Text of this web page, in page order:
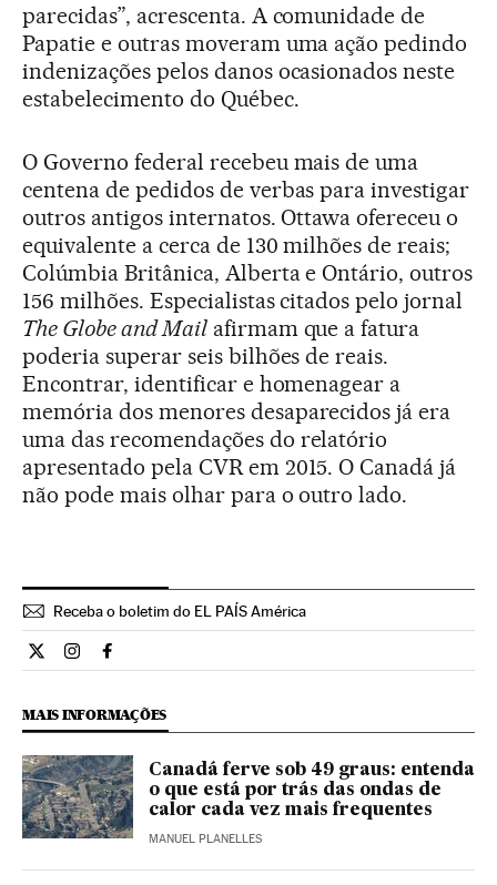
parecidas”, acrescenta. A comunidade de
Papatie e outras moveram uma ação pedindo
indenizações pelos danos ocasionados neste
estabelecimento do Québec.
O Governo federal recebeu mais de uma
centena de pedidos de verbas para investigar
outros antigos internatos. Ottawa ofereceu o
equivalente a cerca de 130 milhões de reais;
Colúmbia Britânica, Alberta e Ontário, outros
156 milhões. Especialistas citados pelo jornal
The Globe and Mailafirmam que a fatura
poderia superar seis bilhões de reais.
Encontrar, identificar e homenagear a
memória dos menores desaparecidos já era
uma das recomendações do relatório
apresentado pela CVR em 2015. O Canadá já
não pode mais olhar para o outro lado.
Receba o boletim do EL PAÍS América
Internacional El País Brasil en Twitter
Internacional El País Brasil en Instagram
Internacional El País Brasil en Facebook
MAIS INFORMAÇÕES
Canadá ferve sob 49 graus: entenda
o que está por trás das ondas de
calor cada vez mais frequentes
MANUEL PLANELLES